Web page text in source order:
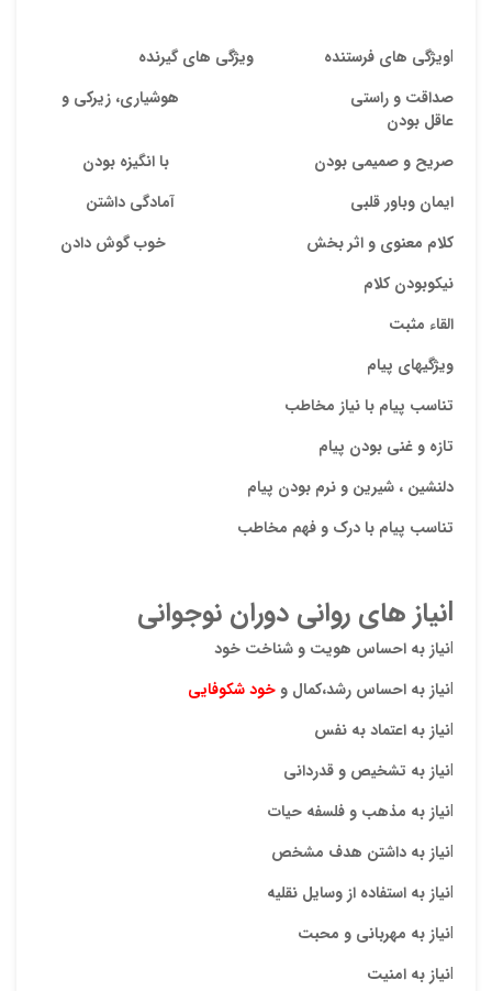
lویژگی های فرستنده ویژگی های گیرنده
صداقت و راستی هوشیاری، زیرکی و
عاقل بودن
صریح و صمیمی بودن با انگیزه بودن
ایمان وباور قلبی آمادگی داشتن
کلام معنوی و اثر بخش خوب گوش دادن
نیکوبودن کلام
القاء مثبت
ویژگیهای پیام
تناسب پیام با نیاز مخاطب
تازه و غنی بودن پیام
دلنشین ، شیرین و نرم بودن پیام
تناسب پیام با درک و فهم مخاطب
lنیاز های روانی دوران نوجوانی
lنیاز به احساس هویت و شناخت خود
lنیاز به احساس رشد،کمال و خود شکوفایی
lنیاز به اعتماد به نفس
lنیاز به تشخیص و قدردانی
lنیاز به مذهب و فلسفه حیات
lنیاز به داشتن هدف مشخص
lنیاز به استفاده از وسایل نقلیه
lنیاز به مهربانی و محبت
lنیاز به امنیت